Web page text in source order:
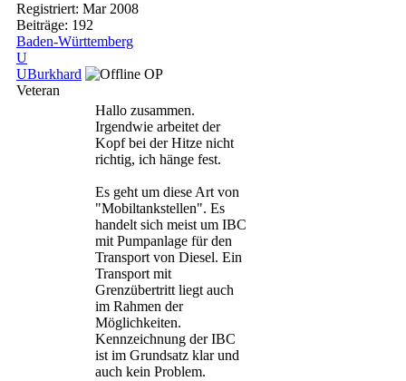
Registriert: Mar 2008
Beiträge: 192
Baden-Württemberg
U
UBurkhard
OP
Veteran
Hallo zusammen.
Irgendwie arbeitet der
Kopf bei der Hitze nicht
richtig, ich hänge fest.
Es geht um diese Art von
"Mobiltankstellen". Es
handelt sich meist um IBC
mit Pumpanlage für den
Transport von Diesel. Ein
Transport mit
Grenzübertritt liegt auch
im Rahmen der
Möglichkeiten.
Kennzeichnung der IBC
ist im Grundsatz klar und
auch kein Problem.